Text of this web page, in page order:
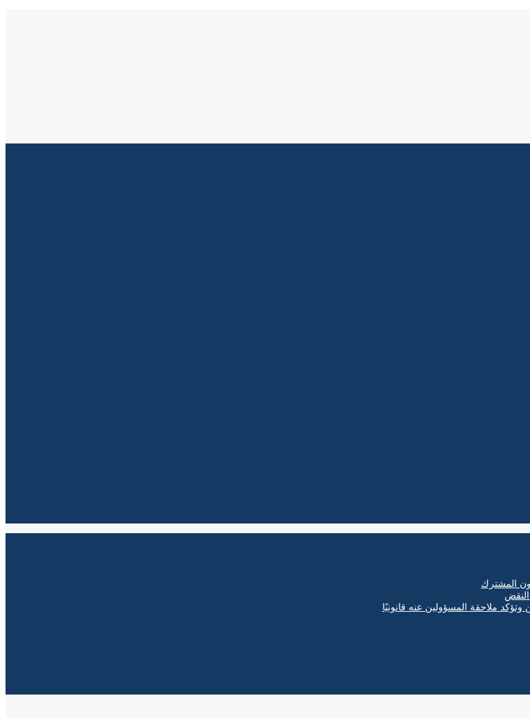
المشترك
ملاحقة المسؤولين عنه قانونيًا